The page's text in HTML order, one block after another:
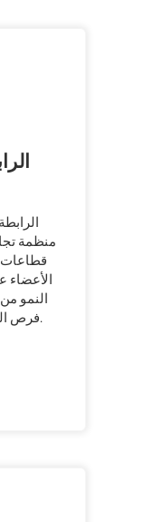
منظمة
قطاعات
النمو
فرص العمل وتزيد المبيعات والاستهلاك.